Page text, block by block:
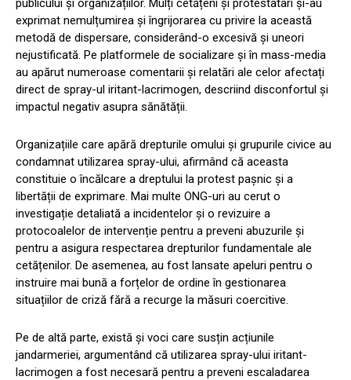
publicului și organizațiilor. Mulți cetățeni și protestatari și-au
exprimat nemulțumirea și îngrijorarea cu privire la această
metodă de dispersare, considerând-o excesivă și uneori
nejustificată. Pe platformele de socializare și în mass-media
au apărut numeroase comentarii și relatări ale celor afectați
direct de spray-ul iritant-lacrimogen, descriind disconfortul și
impactul negativ asupra sănătății.
Organizațiile care apără drepturile omului și grupurile civice au
condamnat utilizarea spray-ului, afirmând că aceasta
constituie o încălcare a dreptului la protest pașnic și a
libertății de exprimare. Mai multe ONG-uri au cerut o
investigație detaliată a incidentelor și o revizuire a
protocoalelor de intervenție pentru a preveni abuzurile și
pentru a asigura respectarea drepturilor fundamentale ale
cetățenilor. De asemenea, au fost lansate apeluri pentru o
instruire mai bună a forțelor de ordine în gestionarea
situațiilor de criză fără a recurge la măsuri coercitive.
Pe de altă parte, există și voci care susțin acțiunile
jandarmeriei, argumentând că utilizarea spray-ului iritant-
lacrimogen a fost necesară pentru a preveni escaladarea